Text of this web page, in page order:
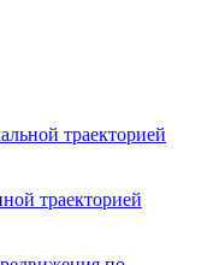
траекторией
траекторией